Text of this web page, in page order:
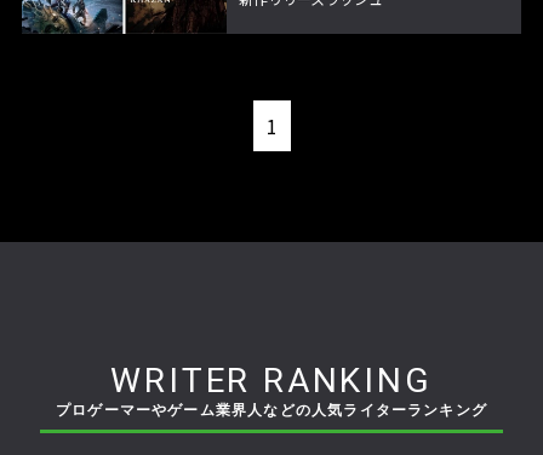
1
WRITER RANKING
プロゲーマーやゲーム業界人などの人気ライターランキング